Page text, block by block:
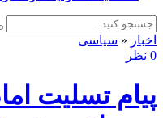
اخبار « سیاسی
0 نظر
پیام تسلیت